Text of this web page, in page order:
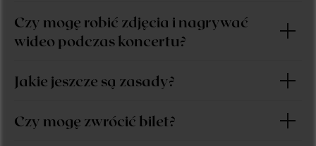
Czy mogę robić zdjęcia i nagrywać
wideo podczas koncertu?
Jakie jeszcze są zasady?
Czy mogę zwrócić bilet?